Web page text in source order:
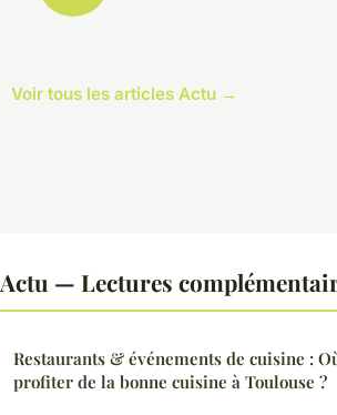
Voir tous les articles Actu →
Actu — Lectures
Restaurants & événements de cuisine :
profiter de la bonne cuisine à Toulouse ?